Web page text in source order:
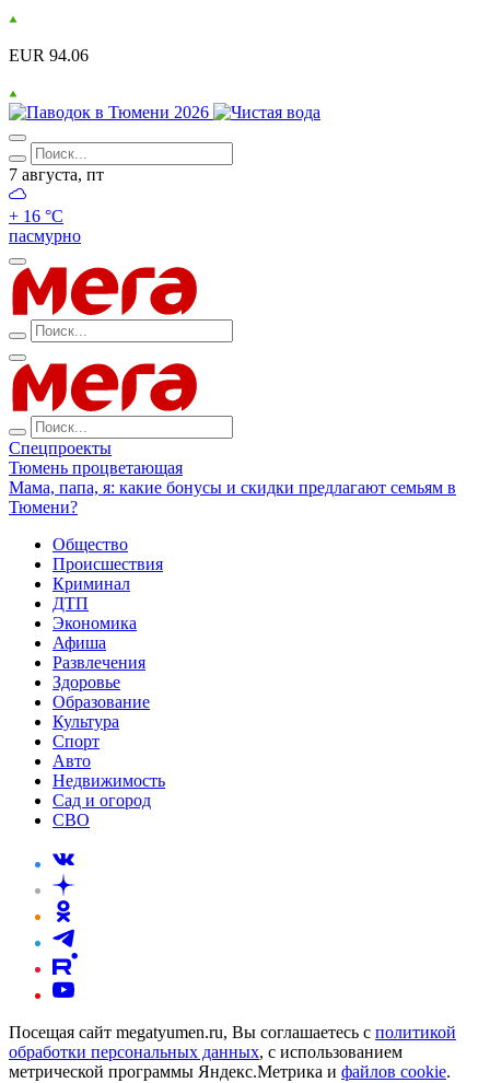
EUR 94.06
7 августа, пт
+ 16 °С
пасмурно
Спецпроекты
Тюмень процветающая
Мама, папа, я: какие бонусы и скидки предлагают семьям в
Тюмени?
Общество
Происшествия
Криминал
ДТП
Экономика
Афиша
Развлечения
Здоровье
Образование
Культура
Спорт
Авто
Недвижимость
Сад и огород
СВО
Посещая сайт megatyumen.ru, Вы соглашаетесь с политикой
обработки персональных данных, с использованием
метрической программы Яндекс.Метрика и файлов cookie.